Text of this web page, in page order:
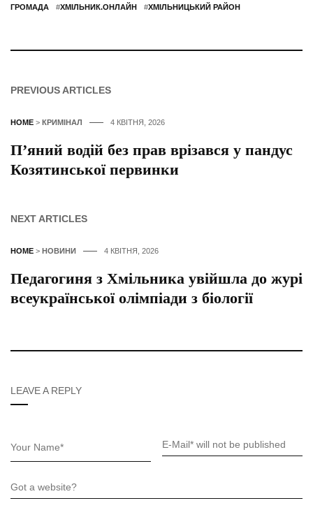
ГРОМАДА #ХМІЛЬНИК.ОНЛАЙН #ХМІЛЬНИЦЬКИЙ РАЙОН
PREVIOUS ARTICLES
HOME > КРИМІНАЛ 4 КВІТНЯ, 2026
П’яний водій без прав врізався у пандус
Козятинської первинки
NEXT ARTICLES
HOME > НОВИНИ 4 КВІТНЯ, 2026
Педагогиня з Хмільника увійшла до журі
всеукраїнської олімпіади з біології
LEAVE A REPLY